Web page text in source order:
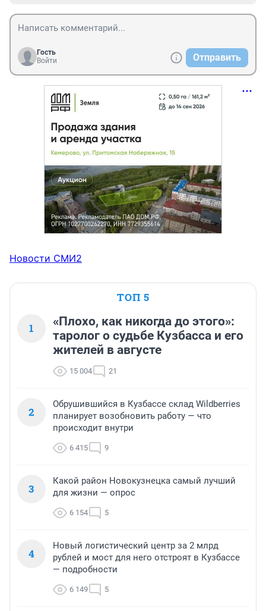
Гость
Войти
Отправить
Новости СМИ2
ТОП 5
1
«Плохо, как никогда до этого»:
таролог о судьбе Кузбасса и его
жителей в августе
15 004 21
2
Обрушившийся в Кузбассе склад Wildberries
планирует возобновить работу — что
происходит внутри
6 415 9
3
Какой район Новокузнецка самый лучший
для жизни — опрос
6 154 5
4
Новый логистический центр за 2 млрд
рублей и мост для него отстроят в Кузбассе
— подробности
6 149 5